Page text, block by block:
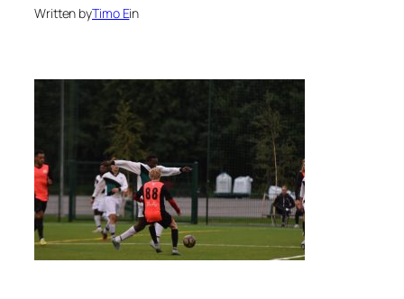
Written byTimo Ein